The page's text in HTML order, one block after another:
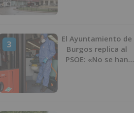
3
El Ayuntamiento de
Burgos replica al
PSOE: «No se han